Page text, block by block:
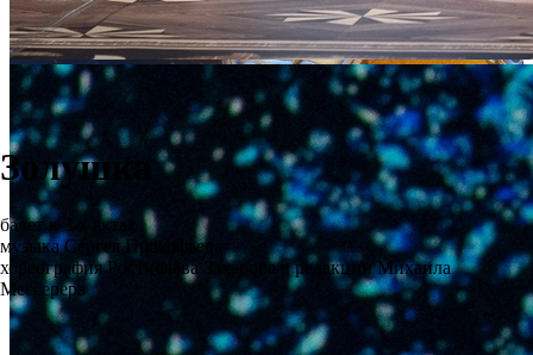
Золушка
балет в 3-х актах
музыка Сергея Прокофьева
хореография Ростислава Захарова в редакции Михаила
Мессерера